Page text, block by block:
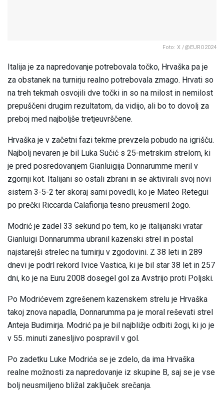
Foto: X /@EURO2024
Italija je za napredovanje potrebovala točko, Hrvaška pa je
za obstanek na turnirju realno potrebovala zmago. Hrvati so
na treh tekmah osvojili dve točki in so na milost in nemilost
prepuščeni drugim rezultatom, da vidijo, ali bo to dovolj za
preboj med najboljše tretjeuvrščene.
Hrvaška je v začetni fazi tekme prevzela pobudo na igrišču.
Najbolj nevaren je bil Luka Sučić s 25-metrskim strelom, ki
je pred posredovanjem Gianluigija Donnarumme meril v
zgornji kot. Italijani so ostali zbrani in se aktivirali svoj novi
sistem 3-5-2 ter skoraj sami povedli, ko je Mateo Retegui
po prečki Riccarda Calafiorija tesno preusmeril žogo.
Modrić je zadel 33 sekund po tem, ko je italijanski vratar
Gianluigi Donnarumma ubranil kazenski strel in postal
najstarejši strelec na turnirju v zgodovini. Z 38 leti in 289
dnevi je podrl rekord Ivice Vastica, ki je bil star 38 let in 257
dni, ko je na Euru 2008 dosegel gol za Avstrijo proti Poljski.
Po Modrićevem zgrešenem kazenskem strelu je Hrvaška
takoj znova napadla, Donnarumma pa je moral reševati strel
Anteja Budimirja. Modrić pa je bil najbližje odbiti žogi, ki jo je
v 55. minuti zanesljivo pospravil v gol.
Po zadetku Luke Modrića se je zdelo, da ima Hrvaška
realne možnosti za napredovanje iz skupine B, saj se je vse
bolj neusmiljeno bližal zaključek srečanja.